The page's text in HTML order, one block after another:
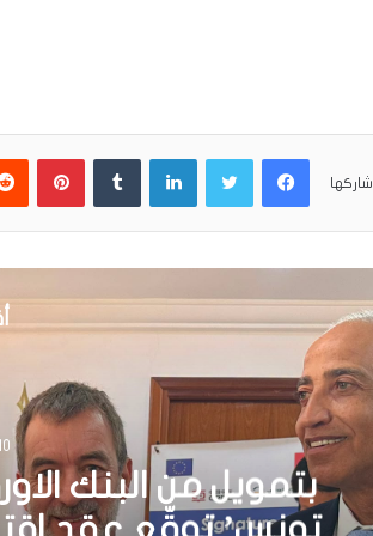
شاركها
فيسبوكتويتر لينكدإن
30
تونس تطلق أول قارب